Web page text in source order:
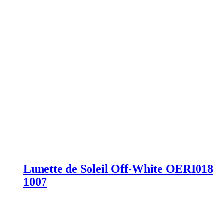
Lunette de Soleil Off-White OERI018
1007